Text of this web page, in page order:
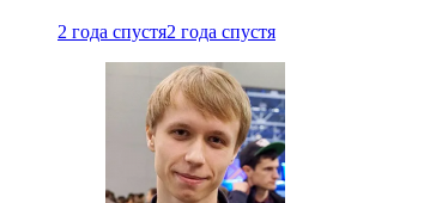
2 года спустя2 года спустя